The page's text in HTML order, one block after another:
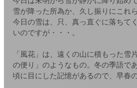
雪が降った所為か、久し振りにこれ
今日の雪は、只、真っ直ぐに落ちて
いのですが・・・。
「風花」は、遠くの山に積もった
の便り」のようなもの。冬の季語で
頃に目にした記憶があるので、早春